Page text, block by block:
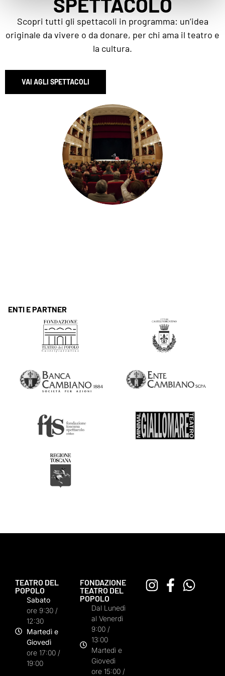
Scopri tutti gli spettacoli in programma: un’idea
originale da vivere o da donare, per chi ama il teatro e
la cultura.
VAI AGLI SPETTACOLI
ENTI E PARTNER
TEATRO DEL
POPOLO
Sabato
ore 9:30 /
12:30
Martedì e
Giovedì
ore 17:00 /
19:00
FONDAZIONE
TEATRO DEL
POPOLO
Dal Lunedì
al Venerdì
9:00 /
13:00
Martedì e
Giovedì
ore 15:00 /